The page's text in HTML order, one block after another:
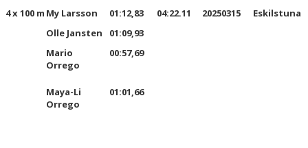
4 x 100 m My Larsson 01:12,83 04:22.11 20250315
Eskilstuna
Olle Jansten
01:09,93
Mario
Orrego
00:57,69
Maya-Li
Orrego
01:01,66